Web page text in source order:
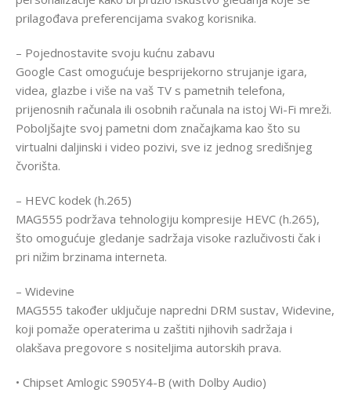
prilagođava preferencijama svakog korisnika.
– Pojednostavite svoju kućnu zabavu
Google Cast omogućuje besprijekorno strujanje igara,
videa, glazbe i više na vaš TV s pametnih telefona,
prijenosnih računala ili osobnih računala na istoj Wi-Fi mreži.
Poboljšajte svoj pametni dom značajkama kao što su
virtualni daljinski i video pozivi, sve iz jednog središnjeg
čvorišta.
– HEVC kodek (h.265)
MAG555 podržava tehnologiju kompresije HEVC (h.265),
što omogućuje gledanje sadržaja visoke razlučivosti čak i
pri nižim brzinama interneta.
– Widevine
MAG555 također uključuje napredni DRM sustav, Widevine,
koji pomaže operaterima u zaštiti njihovih sadržaja i
olakšava pregovore s nositeljima autorskih prava.
• Chipset Amlogic S905Y4-B (with Dolby Audio)